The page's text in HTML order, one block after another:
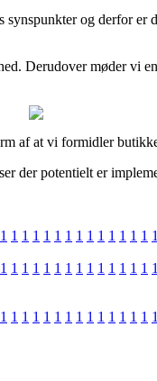
og derfor
Derudover møder
af at vi formidler
der potentielt er
1 1 1 1 1 1 1 1 1 1 1 1 1 1 1
1 1 1 1 1 1 1 1 1 1 1 1 1 1 1
1 1 1 1 1 1 1 1 1 1 1 1 1 1 1